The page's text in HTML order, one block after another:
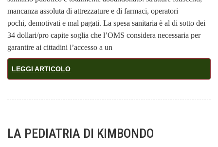
mancanza assoluta di attrezzature e di farmaci, operatori
pochi, demotivati e mal pagati. La spesa sanitaria è al di sotto dei
34 dollari/pro capite soglia che l’OMS considera necessaria per
garantire ai cittadini l’accesso a un
LEGGI ARTICOLO
LA PEDIATRIA DI KIMBONDO